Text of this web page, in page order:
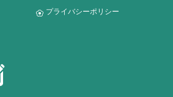
プライバシーポリシー